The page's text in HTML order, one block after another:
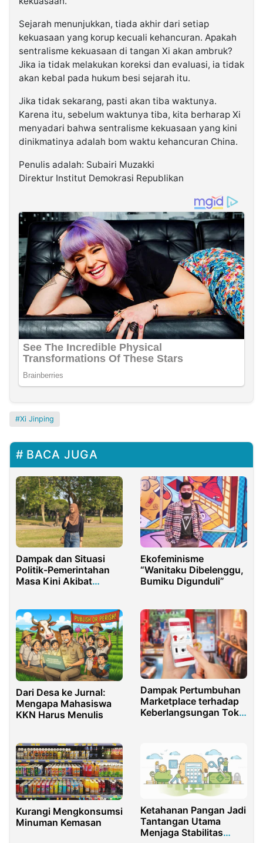
Sejarah menunjukkan, tiada akhir dari setiap
kekuasaan yang korup kecuali kehancuran. Apakah
sentralisme kekuasaan di tangan Xi akan ambruk?
Jika ia tidak melakukan koreksi dan evaluasi, ia tidak
akan kebal pada hukum besi sejarah itu.
Jika tidak sekarang, pasti akan tiba waktunya.
Karena itu, sebelum waktunya tiba, kita berharap Xi
menyadari bahwa sentralisme kekuasaan yang kini
dinikmatinya adalah bom waktu kehancuran China.
Penulis adalah: Subairi Muzakki
Direktur Institut Demokrasi Republikan
Xi Jinping
BACA JUGA
Dampak dan Situasi
Politik-Pemerintahan
Masa Kini Akibat
Ekofeminisme
“Wanitaku Dibelenggu,
Bumiku Digunduli”
Dari Desa ke Jurnal:
Mengapa Mahasiswa
KKN Harus Menulis
Dampak Pertumbuhan
Marketplace terhadap
Keberlangsungan Toko
Kurangi Mengkonsumsi
Minuman Kemasan
Ketahanan Pangan Jadi
Tantangan Utama
Menjaga Stabilitas